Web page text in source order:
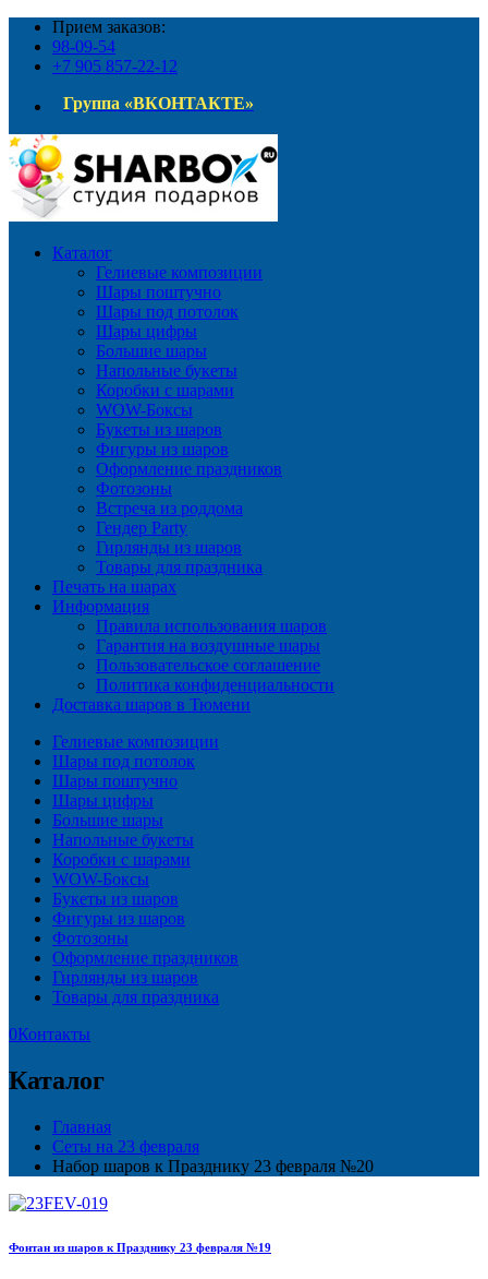
Прием заказов:
98-09-54
+7 905 857-22-12
Группа «ВКОНТАКТЕ»
Каталог
Гелиевые композиции
Шары поштучно
Шары под потолок
Шары цифры
Большие шары
Напольные букеты
Коробки с шарами
WOW-Боксы
Букеты из шаров
Фигуры из шаров
Оформление праздников
Фотозоны
Встреча из роддома
Гендер Party
Гирлянды из шаров
Товары для праздника
Печать на шарах
Информация
Правила использования шаров
Гарантия на воздушные шары
Пользовательское соглашение
Политика конфиденциальности
Доставка шаров в Тюмени
Гелиевые композиции
Шары под потолок
Шары поштучно
Шары цифры
Большие шары
Напольные букеты
Коробки с шарами
WOW-Боксы
Букеты из шаров
Фигуры из шаров
Фотозоны
Оформление праздников
Гирлянды из шаров
Товары для праздника
0Контакты
Каталог
Главная
Сеты на 23 февраля
Набор шаров к Празднику 23 февраля №20
Фонтан из шаров к Празднику 23 февраля №19